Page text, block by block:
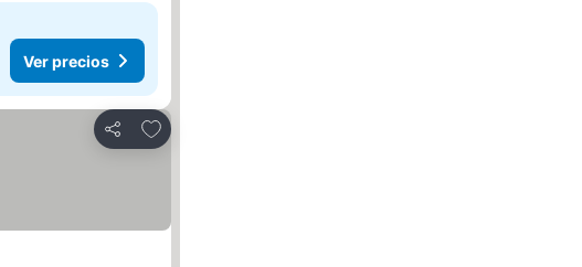
Ver precios
Compartir
Añadir a favoritos